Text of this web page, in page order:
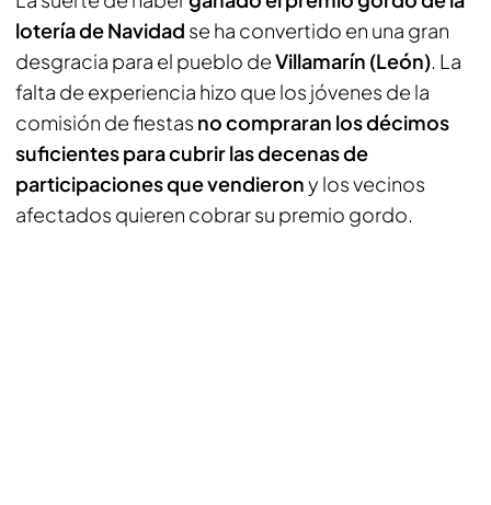
lotería de Navidad se ha convertido en una gran
desgracia para el pueblo deVillamarín (León). La
falta de experiencia hizo que los jóvenes de la
comisión de fiestas no compraran los décimos
suficientes para cubrir las decenas de
participaciones que vendierony los vecinos
afectados quieren cobrar su premio gordo.